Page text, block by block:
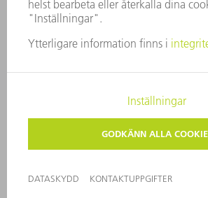
FÖRETAGSMANAGEMENT
KONTAKTUPPGIFTER DATASKYDD
PRIVATA INSTÄLLNINGAR